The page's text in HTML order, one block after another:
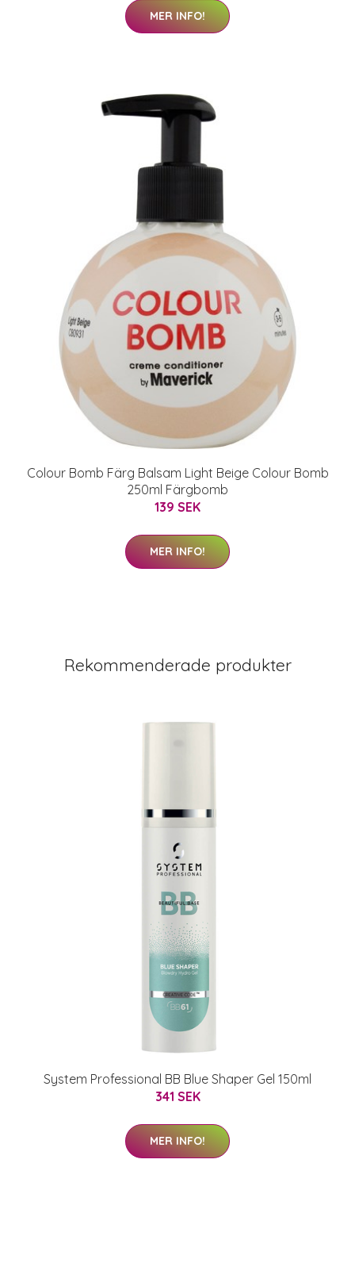
MER INFO!
Colour Bomb Färg Balsam Light Beige Colour Bomb
250ml Färgbomb
139 SEK
MER INFO!
Rekommenderade produkter
System Professional BB Blue Shaper Gel 150ml
341 SEK
MER INFO!